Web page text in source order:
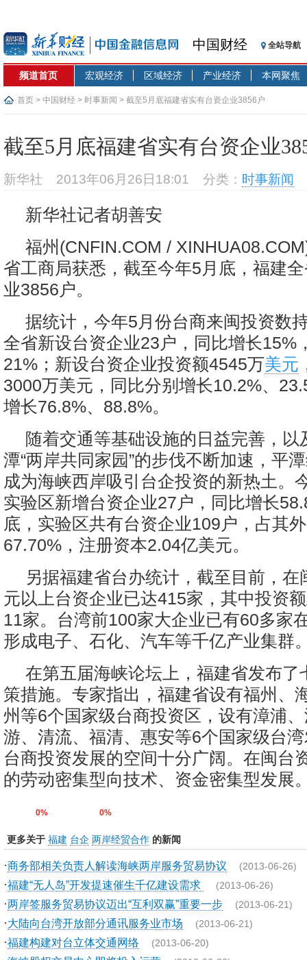
中国财经 全站导航
频道首页 宏观经济 区域经济 产业经济 本网聚焦
首页 > 中国财经 > 时事新闻 > 截至5月底福建省实有台资企业3856户
截至5月底福建省实有台资企业
新华社 2013年06月26日18:01 分类： 时事新闻
新华社记者胡善安
福州(CNFIN.COM /
省工商局获悉，截至今年5月底，福建
业3856户。
据统计，今年5月份台商来闽投资数
全省新设台资企业23户，同比增长15%
21%；新设台资企业投资额4545万美元
3000万美元，同比分别增长10.2%、
增长76.8%、88.8%。
随着交通等基础设施的日益完善，以
潭“两岸共同家园”的步伐不断加速，平
成为海峡西岸吸引台企投资的新热土。
实验区新增台资企业27户，同比增长
底，实验区共有台资企业109户，占其
67.70%，注册资本2.04亿美元。
另据福建省台办统计，截至目前，在
元以上台资企业已达415家，其中投资
11家。台湾前100家大企业已有60多家
形成电子、石化、汽车等千亿产业集群
在第五届海峡论坛上，福建省发布了
策措施。专家指出，福建省设有福州、
州等6个国家级台商投资区，设有漳浦
游、清流、福清、惠安等6个国家级台
台商投资发展的空间十分广阔。在闽台
的劳动密集型向技术、资金密集型发展
0% 0%
更多关于 福建 台企 两岸经贸合作 的新闻
·商务部相关负责人解读海峡两岸服务贸易协议 (2013-06-26)
·福建“无人岛”开发提速催生千亿建设需求 (2013-06-26)
·两岸签服务贸易协议迈出“互利双赢”重要一步 (2013-06-21)
·大陆向台湾开放部分通讯服务业市场 (2013-06-21)
·福建构建对台立体交通网络 (2013-06-20)